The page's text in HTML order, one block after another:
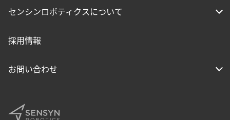
センシンロボティクスについて
採用情報
お問い合わせ